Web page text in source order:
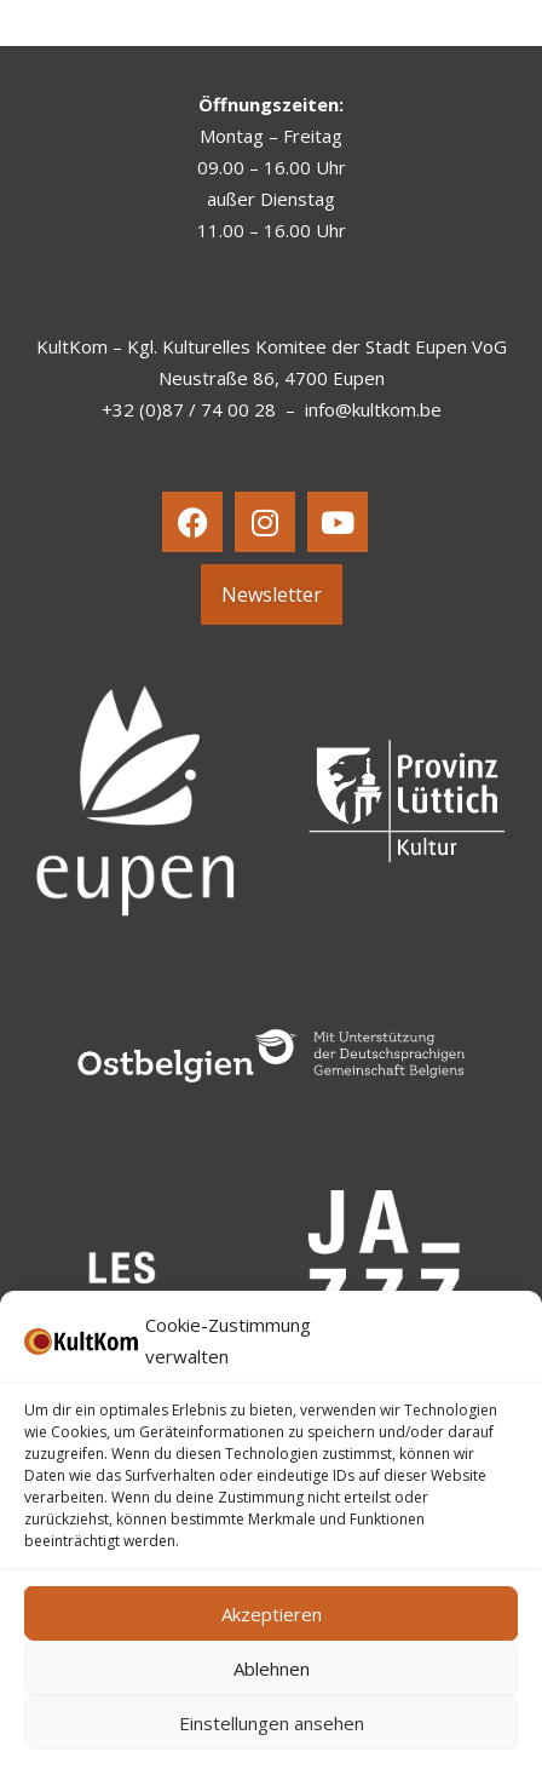
Cookie-Zustimmung
verwalten
Um dir ein optimales Erlebnis zu bieten, verwenden wir Technologien
wie Cookies, um Geräteinformationen zu speichern und/oder darauf
zuzugreifen. Wenn du diesen Technologien zustimmst, können wir
Daten wie das Surfverhalten oder eindeutige IDs auf dieser Website
verarbeiten. Wenn du deine Zustimmung nicht erteilst oder
zurückziehst, können bestimmte Merkmale und Funktionen
beeinträchtigt werden.
Akzeptieren
Ablehnen
Einstellungen ansehen
Öffnungszeiten:
Montag – Freitag
09.00 – 16.00 Uhr
außer Dienstag
11.00 – 16.00 Uhr
KultKom – Kgl. Kulturelles Komitee der Stadt Eupen VoG
Neustraße 86, 4700 Eupen
+32 (0)87 / 74 00 28 – info@kultkom.be
Newsletter
KultKom – Kgl. Kulturelles Komitee der Stadt Eupen